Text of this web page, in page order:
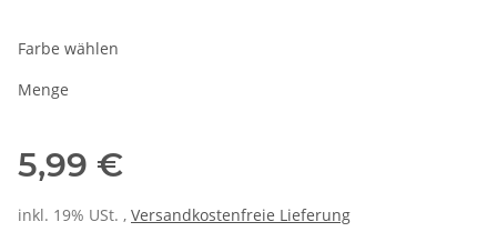
Farbe wählen
Menge
5,99 €
inkl. 19% USt. , Versandkostenfreie Lieferung